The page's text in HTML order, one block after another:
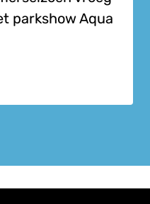
parkshow Aqua